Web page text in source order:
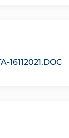
16112021.DOC